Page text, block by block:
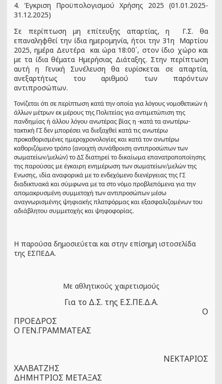
4. Έγκριση Προϋπολογισμού Χρήσης 2025 (01.01.2025-
31.12.2025)
Σε περίπτωση μη επίτευξης απαρτίας, η Γ.Σ. θα
επαναληφθεί την ίδια ημερομηνία, ήτοι την 31η Μαρτίου
2025, ημέρα Δευτέρα και ώρα 18:00΄, στον ίδιο χώρο και
με τα ίδια θέματα Ημερήσιας Διάταξης. Στην περίπτωση
αυτή η Γενική Συνέλευση θα ευρίσκεται σε απαρτία,
ανεξαρτήτως του αριθμού των παρόντων
αντιπροσώπων.
Τονίζεται ότι σε περίπτωση κατά την οποία για λόγους νομοθετικών ή
άλλων μέτρων εκ μέρους της Πολιτείας για αντιμετώπιση της
πανδημίας ή άλλου λόγου ανωτέρας βίας η -κατά τα ανωτέρω-
τακτική ΓΣ δεν μπορέσει να διεξαχθεί κατά τις ανωτέρω
προκαθορισμένες ημεροχρονολογίες και κατά τον ανωτέρω
καθοριζόμενο τρόπο (ανοιχτή συνάθροιση αντιπροσώπων των
σωματείων/μελών) το ΔΣ διατηρεί το δικαίωμα επανατροποποίησης
της παρούσας με έγκαιρη ενημέρωση των σωματείων/μελών της
Ενωσης, ιδία αναφορικά με το ενδεχόμενο διενέργειας της ΓΣ
διαδικτυακά και σύμφωνα με τα στο νόμο προβλεπόμενα για την
απομακρυσμένη συμμετοχή των αντιπροσώπων μέσω
αναγνωρισμένης ψηφιακής πλατφόρμας και εξασφαλιζομένων του
αδιάβλητου συμμετοχής και ψηφοφορίας.
Η παρούσα δημοσιεύεται και στην επίσημη ιστοσελίδα
της ΕΣΠΕΔΑ.
Με αθλητικούς χαιρετισμούς
Για το Δ.Σ. της Ε.Σ.ΠΕ.Δ.Α.
Ο
ΠΡΟΕΔΡΟΣ
Ο ΓΕΝ.ΓΡΑΜΜΑΤΕΑΣ
ΝΕΚΤΑΡΙΟΣ
ΧΑΛΒΑΤΖΗΣ
ΔΗΜΗΤΡΙΟΣ ΜΕΤΑΞΑΣ